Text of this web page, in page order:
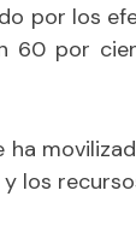
por los
por
los